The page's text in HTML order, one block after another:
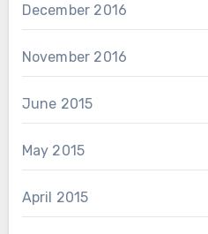
December 2016
November 2016
June 2015
May 2015
April 2015